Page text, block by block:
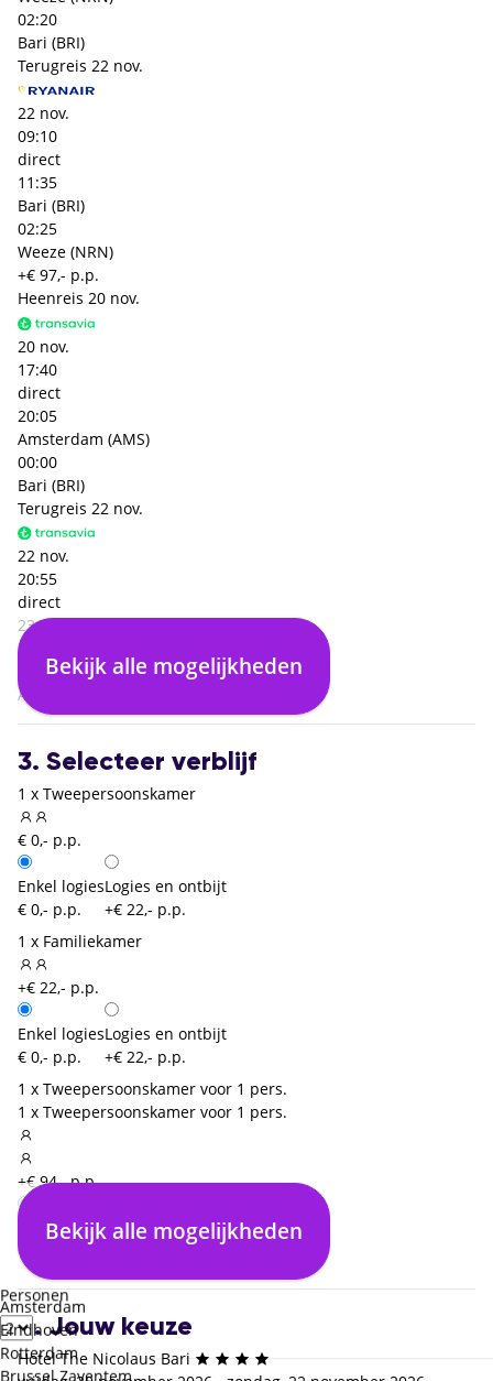
Personen
Amsterdam
Eindhoven
Rotterdam
Brussel Zaventem
02:20
Bari (BRI)
Terugreis 22 nov.
22 nov.
09:10
direct
11:35
Bari (BRI)
02:25
Weeze (NRN)
+€ 97,- p.p.
Heenreis 20 nov.
20 nov.
17:40
direct
20:05
Amsterdam (AMS)
00:00
Bari (BRI)
Terugreis 22 nov.
22 nov.
20:55
direct
23:40
Bari (BRI)
00:00
Amsterdam (AMS)
Bekijk alle mogelijkheden
3. Selecteer verblijf
1 x Tweepersoonskamer
€ 0,- p.p.
Enkel logies
€ 0,- p.p.
Logies en ontbijt
+€ 22,- p.p.
1 x Familiekamer
+€ 22,- p.p.
Enkel logies
€ 0,- p.p.
Logies en ontbijt
+€ 22,- p.p.
1 x Tweepersoonskamer voor 1 pers.
1 x Tweepersoonskamer voor 1 pers.
+€ 94,- p.p.
Enkel logies
€ 0,- p.p.
Logies en ontbijt
Bekijk alle mogelijkheden
4. Jouw keuze
Hotel The Nicolaus Bari